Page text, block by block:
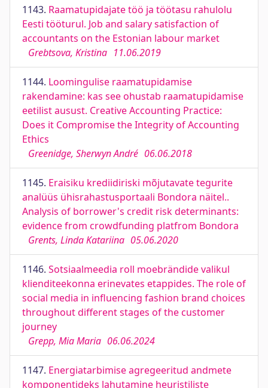
1143. Raamatupidajate töö ja töötasu rahulolu
Eesti tööturul. Job and salary satisfaction of
accountants on the Estonian labour market
Grebtsova, Kristina 11.06.2019
1144. Loomingulise raamatupidamise
rakendamine: kas see ohustab raamatupidamise
eetilist ausust. Creative Accounting Practice:
Does it Compromise the Integrity of Accounting
Ethics
Greenidge, Sherwyn André 06.06.2018
1145. Eraisiku krediidiriski mõjutavate tegurite
analüüs ühisrahastusportaali Bondora näitel..
Analysis of borrower's credit risk determinants:
evidence from crowdfunding platfrom Bondora
Grents, Linda Katariina 05.06.2020
1146. Sotsiaalmeedia roll moebrändide valikul
klienditeekonna erinevates etappides. The role of
social media in influencing fashion brand choices
throughout different stages of the customer
journey
Grepp, Mia Maria 06.06.2024
1147. Energiatarbimise agregeeritud andmete
komponentideks lahutamine heuristiliste